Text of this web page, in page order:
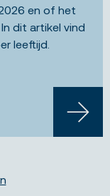
en of het
dit artikel vind
leeftijd.
LEES